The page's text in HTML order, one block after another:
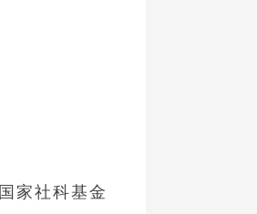
家社科基金